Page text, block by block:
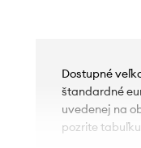
Dostupné
štandardné
uvedenej na
pozrite